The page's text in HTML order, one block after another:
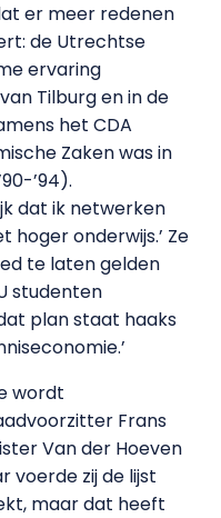
er meer redenen
de Utrechtse
ervaring
Tilburg en in de
het CDA
Zaken was in
’94).
dat ik netwerken
hoger onderwijs.’ Ze
te laten gelden
studenten
plan staat haaks
wordt
Frans
Van der Hoeven
voerde zij de lijst
maar dat heeft